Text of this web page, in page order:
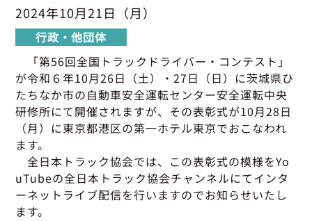
セミナー・研修
適正化事業について
巡回指導について
運行管理者・整備管理者
適正化だより
会員専用ページ
初任運転者特別指導教育
グッドラーニング
運送申込・書面化アプリ
利用申し込み
活動報告・協会報
貸出用ビデオライブラリ
会員メール登録・会員情報変更
保有車両台数変更
一般の皆さまへ ▼
トラック輸送の役割
緑ナンバートラックとは
Gマークとは
引越安心マークとは
協会の活動
入会のご案内
プライバシーポリシー
2024年10月21日（月）
行政・他団体
「第56回全国トラックドライバー・コンテスト」
が令和６年10月26日（土）・27日（日）に茨城県ひ
たちなか市の自動車安全運転センター安全運転中央
研修所にて開催されますが、その表彰式が10月28日
（月）に東京都港区の第一ホテル東京でおこなわれ
ます。
全日本トラック協会では、この表彰式の模様をYo
uTubeの全日本トラック協会チャンネルにてインタ
ーネットライブ配信を行いますのでお知らせいたし
ます。